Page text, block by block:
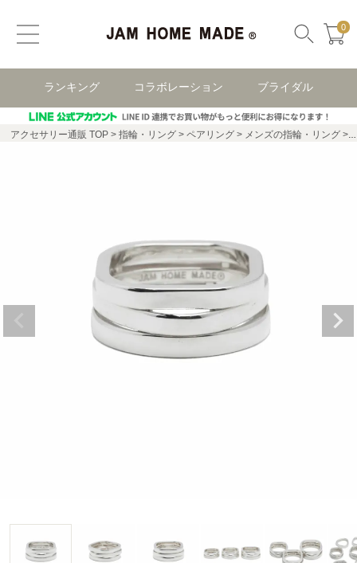
0
ランキング コラボレーション ブライダル
アクセサリー通販 TOP 指輪・リング ペアリング メンズの指輪・リング